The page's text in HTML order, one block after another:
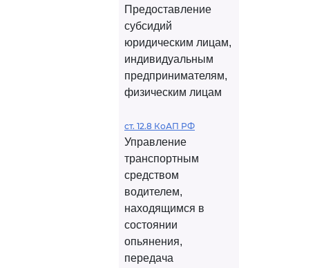
Предоставление
субсидий
юридическим лицам,
индивидуальным
предпринимателям,
физическим лицам
ст. 12.8 КоАП РФ
Управление
транспортным
средством
водителем,
находящимся в
состоянии
опьянения,
передача